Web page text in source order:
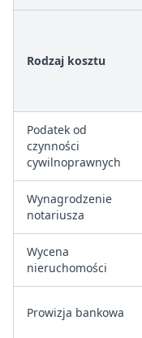
Rodzaj kosztu
Podatek od
czynności
cywilnoprawnych
Wynagrodzenie
notariusza
Wycena
nieruchomości
Prowizja bankowa